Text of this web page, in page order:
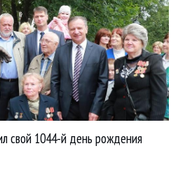
свой 1044-й день рождения